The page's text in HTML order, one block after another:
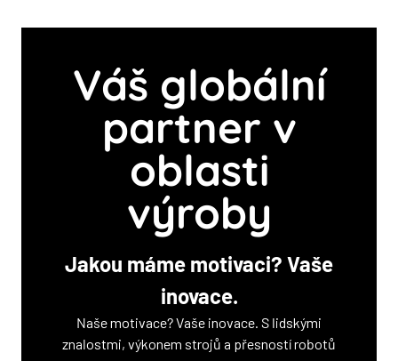
Váš globální
partner v
oblasti
výroby
Jakou máme motivaci? Vaše
inovace.
Naše motivace? Vaše inovace. S lidskými
znalostmi, výkonem strojů a přesností robotů